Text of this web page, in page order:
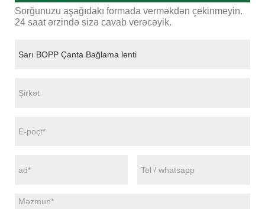
Sorğunuzu aşağıdakı formada verməkdən çekinmeyin.
24 saat ərzində sizə cavab verəcəyik.